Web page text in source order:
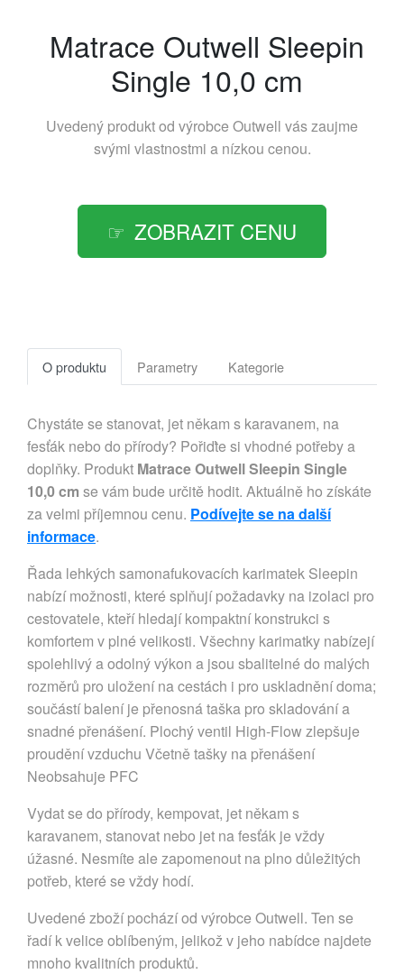
Matrace Outwell Sleepin
Single 10,0 cm
Uvedený produkt od výrobce Outwell vás zaujme
svými vlastnostmi a nízkou cenou.
ZOBRAZIT CENU
O produktu Parametry Kategorie
Chystáte se stanovat, jet někam s karavanem, na
fesťák nebo do přírody? Pořiďte si vhodné potřeby a
doplňky. Produkt Matrace Outwell Sleepin Single
10,0 cm se vám bude určitě hodit. Aktuálně ho získáte
za velmi příjemnou cenu. Podívejte se na další
informace.
Řada lehkých samonafukovacích karimatek Sleepin
nabízí možnosti, které splňují požadavky na izolaci pro
cestovatele, kteří hledají kompaktní konstrukci s
komfortem v plné velikosti. Všechny karimatky nabízejí
spolehlivý a odolný výkon a jsou sbalitelné do malých
rozměrů pro uložení na cestách i pro uskladnění doma;
součástí balení je přenosná taška pro skladování a
snadné přenášení. Plochý ventil High-Flow zlepšuje
proudění vzduchu Včetně tašky na přenášení
Neobsahuje PFC
Vydat se do přírody, kempovat, jet někam s
karavanem, stanovat nebo jet na fesťák je vždy
úžasné. Nesmíte ale zapomenout na plno důležitých
potřeb, které se vždy hodí.
Uvedené zboží pochází od výrobce Outwell. Ten se
řadí k velice oblíbeným, jelikož v jeho nabídce najdete
mnoho kvalitních produktů.